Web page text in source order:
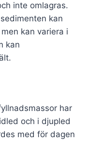
inte omlagras.
kan
kan variera i
kan
har
och i djupled
med för dagen